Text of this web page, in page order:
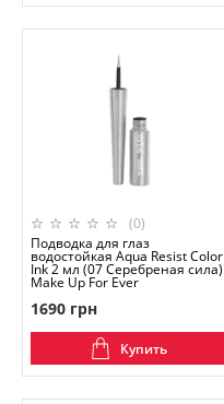
(0)
Подводка для глаз
водостойкая Aqua Resist Color
Ink 2 мл (07 Серебреная сила)
Make Up For Ever
1690 грн
Купить